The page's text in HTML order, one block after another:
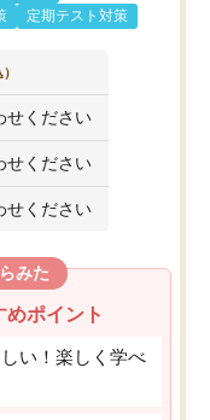
定期テスト対策
せください
せください
せください
みた
ポイント
い！楽しく学べ